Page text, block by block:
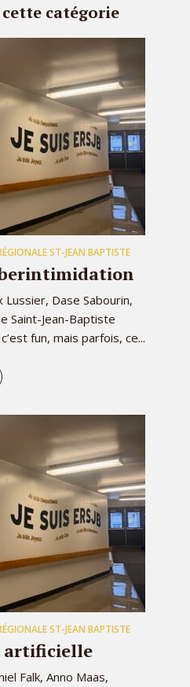
catégorie
ST-JEAN BAPTISTE
Dase Sabourin,
Saint-Jean-Baptiste
fun, mais parfois, ce...
ST-JEAN BAPTISTE
artificielle
Falk, Anno Maas,